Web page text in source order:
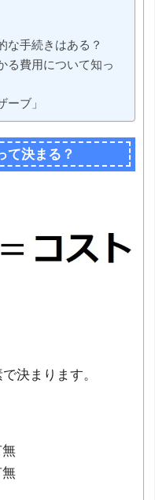
な手続きはある？
る費用について知っ
ブ」
て決まる？
決まります。